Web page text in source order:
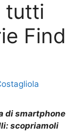
tutti
Find
di smartphone
scopriamoli